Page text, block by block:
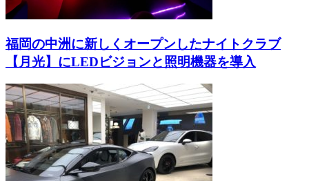
福岡の中洲に新しくオープンしたナイトクラブ
【月光】にLEDビジョンと照明機器を導入